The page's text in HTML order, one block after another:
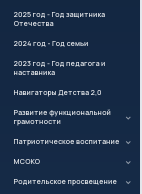
2025 год - Год защитника
Отечества
2024 год - Год семьи
2023 год - Год педагога и
наставника
Навигаторы Детства 2,0
Развитие функциональной
грамотности
Патриотическое воспитание
МСОКО
Родительское просвещение